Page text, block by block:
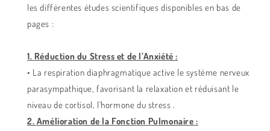
les différentes études scientifiques disponibles en bas de
pages :
1. Réduction du Stress et de l’Anxiété :
• La respiration diaphragmatique active le système nerveux
parasympathique, favorisant la relaxation et réduisant le
niveau de cortisol, l’hormone du stress .
2. Amélioration de la Fonction Pulmonaire :